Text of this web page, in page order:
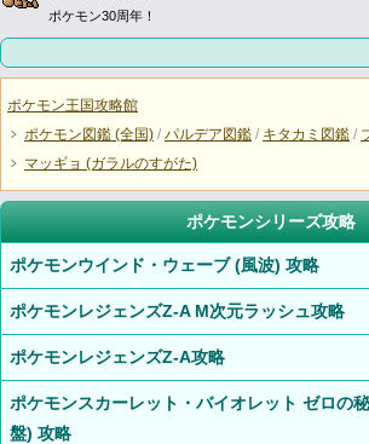
ポケモン30周年！
ポケモン王国攻略館
ポケモン図鑑 (全国) / パルデア図鑑 / キタカミ図鑑 /
マッギョ (ガラルのすがた)
ポケモンシリーズ攻略
ポケモンウインド・ウェーブ (風波) 攻略
ポケモンレジェンズZ-A M次元ラッシュ攻略
ポケモンレジェンズZ-A攻略
ポケモンスカーレット・バイオレット ゼロの
盤) 攻略